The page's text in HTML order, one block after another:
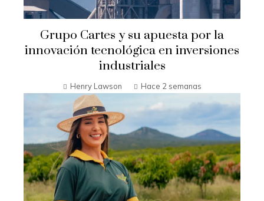
Grupo Cartes y su apuesta por la
innovación tecnológica en inversiones
industriales
Henry Lawson Hace 2 semanas